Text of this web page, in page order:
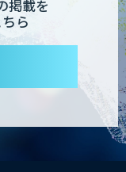
掲載を
ら